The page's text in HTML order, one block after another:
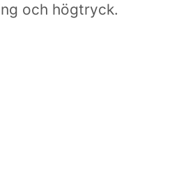
och högtryck.